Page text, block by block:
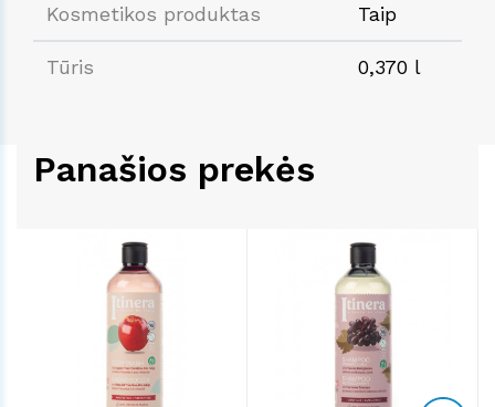
Kosmetikos produktas Taip
Tūris 0,370 l
Panašios prekės